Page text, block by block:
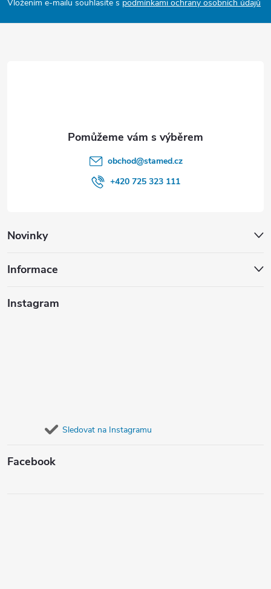
a
Vložením e-mailu souhlasíte s podmínkami ochrany osobních údajů
Novinky
Informace
Instagram
Sledovat na Instagramu
Facebook
obchod@stamed.cz
+420 725 323 111